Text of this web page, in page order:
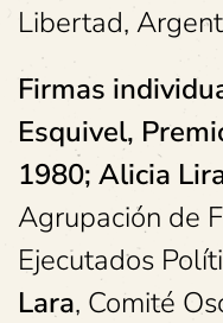
Libertad,
Firmas
Esquivel,
1980; Alicia
Agrupación de
Ejecutados
Lara, Comité